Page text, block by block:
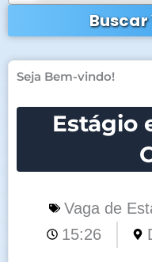
Seja Bem-vindo!
Estágio
Vaga de
15:26